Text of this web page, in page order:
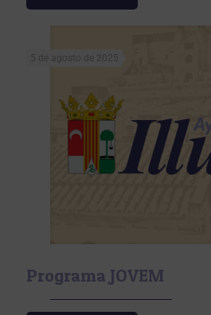
5 de agosto de 2025
Programa JOVEM